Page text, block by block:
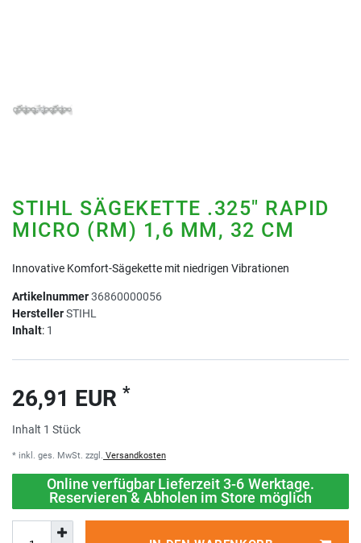
STIHL SÄGEKETTE .325" RAPID
MICRO (RM) 1,6 MM, 32 CM
Innovative Komfort-Sägekette mit niedrigen Vibrationen
Artikelnummer36860000056
HerstellerSTIHL
Inhalt: 1
26,91 EUR*
Inhalt 1 Stück
* inkl. ges. MwSt. zzgl. Versandkosten
Online verfügbar Lieferzeit 3-6 Werktage.
Reservieren & Abholen im Store möglich